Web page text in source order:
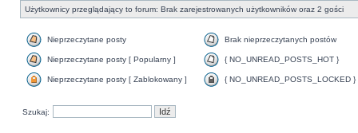
Użytkownicy przeglądający to forum: Brak zarejestrowanych użytkowników oraz 2 gości
Nieprzeczytane posty Brak nieprzeczytanych postów
Nieprzeczytane posty [ Popularny ] { NO_UNREAD_POSTS_HOT }
Nieprzeczytane posty [ Zablokowany ] { NO_UNREAD_POSTS_LOCKED }
Szukaj: